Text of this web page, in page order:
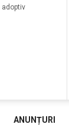
adoptiv
ANUNȚURI